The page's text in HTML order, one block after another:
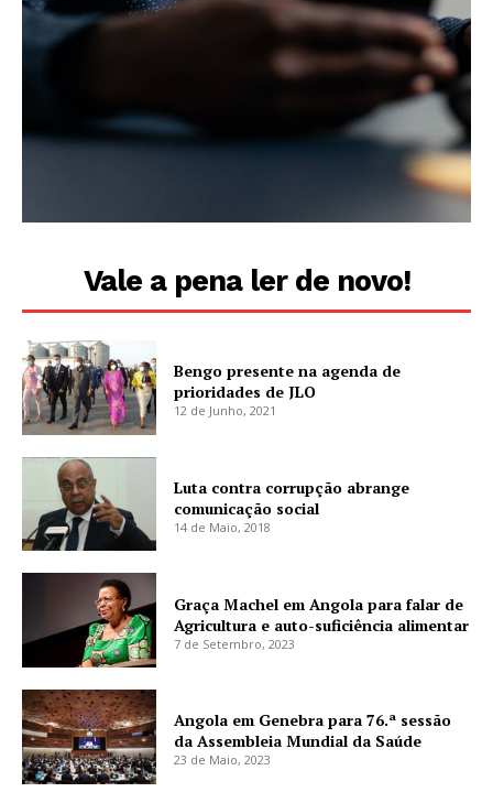
Vale a pena ler de novo!
Bengo presente na agenda de
prioridades de JLO
12 de Junho, 2021
Luta contra corrupção abrange
comunicação social
14 de Maio, 2018
Graça Machel em Angola para falar de
Agricultura e auto-suficiência alimentar
7 de Setembro, 2023
Angola em Genebra para 76.ª sessão
da Assembleia Mundial da Saúde
23 de Maio, 2023